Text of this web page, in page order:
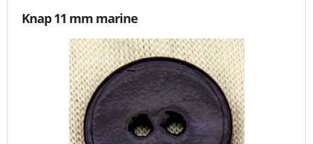
Knap 11 mm marine